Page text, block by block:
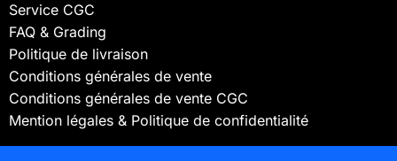
Service CGC
FAQ & Grading
Politique de livraison
Conditions générales de vente
Conditions générales de vente CGC
Mention légales & Politique de confidentialité